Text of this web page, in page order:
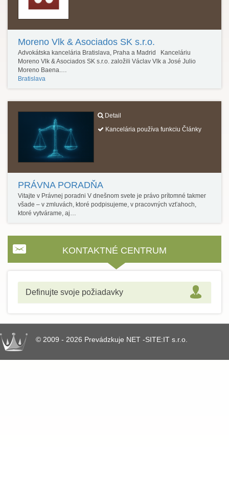
Moreno Vlk & Asociados SK s.r.o.
Advokátska kancelária Bratislava, Praha a Madrid Kanceláriu
Moreno Vlk & Asociados SK s.r.o. založili Václav Vlk a José Julio
Moreno Baena.…
Bratislava
Detail
Kancelária používa funkciu Články
PRÁVNA PORADŇA
Vitajte v Právnej poradni V dnešnom svete je právo prítomné takmer
všade – v zmluvách, ktoré podpisujeme, v pracovných vzťahoch,
ktoré vytvárame, aj…
KONTAKTNÉ CENTRUM
Definujte svoje požiadavky
© 2009 - 2026 Prevádzkuje NET -SITE:IT s.r.o.